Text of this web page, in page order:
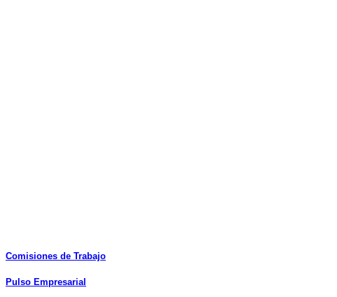
Comisiones de Trabajo
Pulso Empresarial